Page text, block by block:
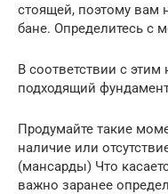
стоящей, поэтому вам
бане. Определитесь с
В соответствии с
подходящий
Продумайте такие
наличие или
(мансарды) Что
важно заранее